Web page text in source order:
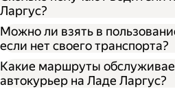
Ларгус?
Можно ли взять в
если нет своего транспорта?
Какие маршруты
автокурьер на Ладе Ларгус?